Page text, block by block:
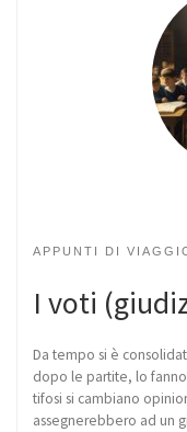
APPUNTI DI
I voti
Da tempo si è
dopo le partite, lo
tifosi si cambiano
assegnerebbero ad un